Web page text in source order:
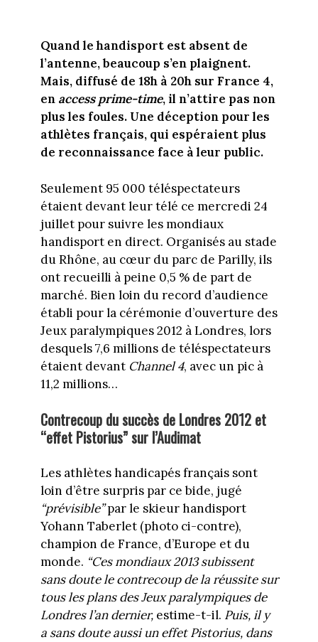
Quand le handisport est absent de
l’antenne, beaucoup s’en plaignent.
Mais, diffusé de 18h à 20h sur France 4,
en access prime-time, il n’attire pas non
plus les foules. Une déception pour les
athlètes français, qui espéraient plus
de reconnaissance face à leur public.
Seulement 95 000 téléspectateurs
étaient devant leur télé ce mercredi 24
juillet pour suivre les mondiaux
handisport en direct. Organisés au stade
du Rhône, au cœur du parc de Parilly, ils
ont recueilli à peine 0,5 % de part de
marché. Bien loin du record d’audience
établi pour la cérémonie d’ouverture des
Jeux paralympiques 2012 à Londres, lors
desquels 7,6 millions de téléspectateurs
étaient devant Channel 4, avec un pic à
11,2 millions…
Contrecoup du succès de Londres 2012 et
“effet Pistorius” sur l’Audimat
Les athlètes handicapés français sont
loin d’être surpris par ce bide, jugé
“prévisible”par le skieur handisport
Yohann Taberlet (photo ci-contre),
champion de France, d’Europe et du
monde. “Ces mondiaux 2013 subissent
sans doute le contrecoup de la réussite sur
tous les plans des Jeux paralympiques de
Londres l’an dernier,estime-t-il. Puis, il y
a sans doute aussi un effet Pistorius, dans